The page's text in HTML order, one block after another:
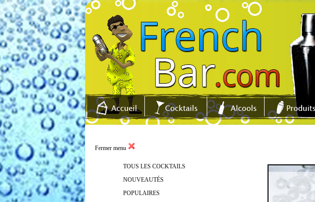
Fermer menu
TOUS LES COCKTAILS
NOUVEAUTÉS
POPULAIRES